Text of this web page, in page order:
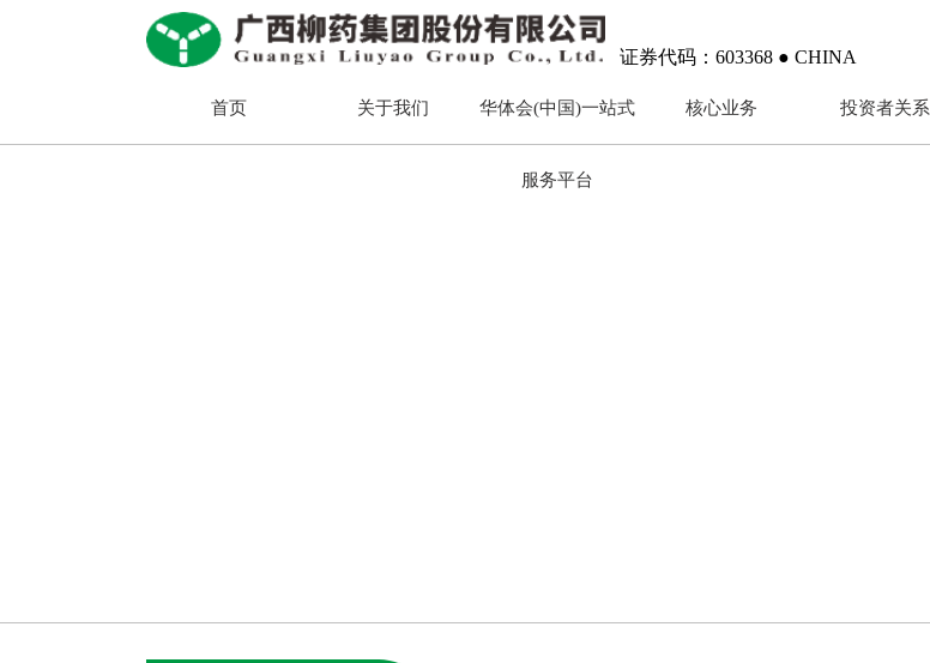
证券代码：603368 ● CHINA
首页 关于我们 华体会(中国)一站式
服务平台
核心业务 投资者关系